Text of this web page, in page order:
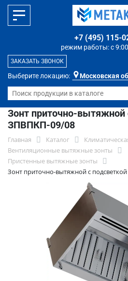
Выберите локацию: Московская
режим работы: с
+7 (495) 115-
ЗАКАЗАТЬ ЗВОНОК
Зонт приточно-вытяжной
ЗПВПКП-09/08
Главная Каталог
Вентиляционные вытяжные зонты
Пристенные вытяжные зонты
Зонт приточно-вытяжной с